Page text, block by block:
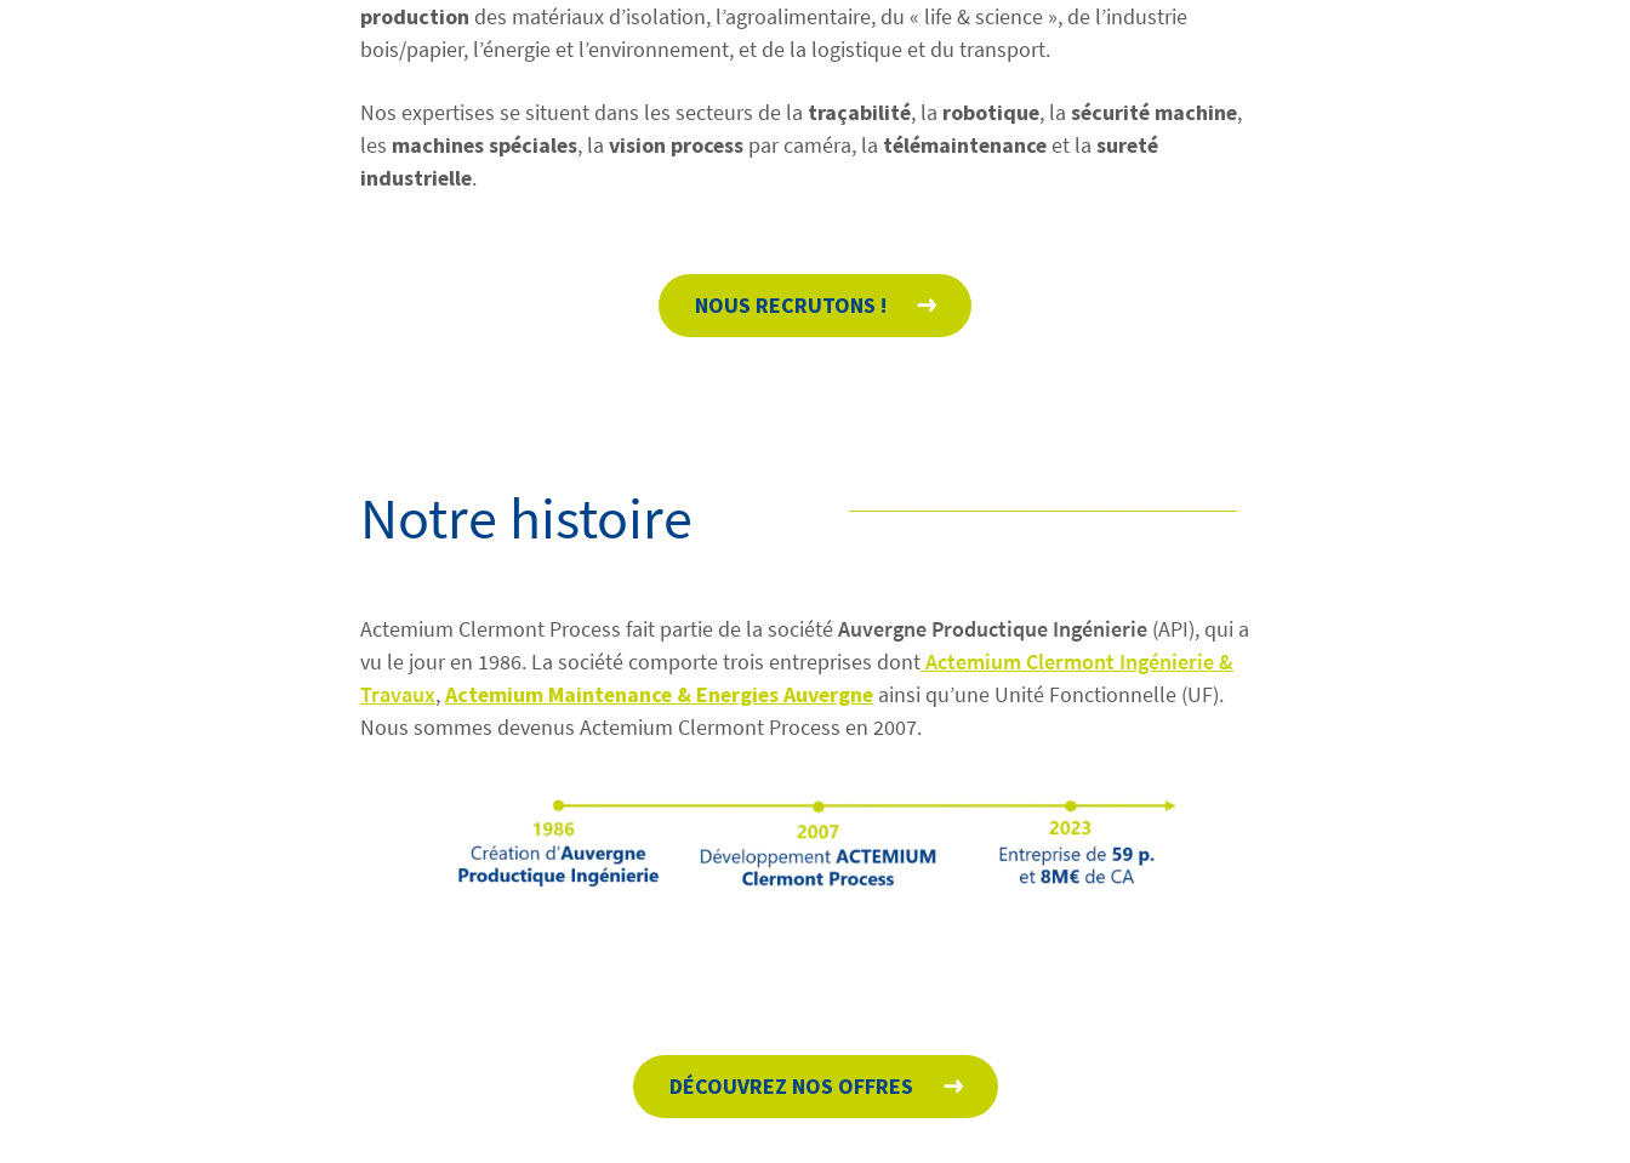
production des matériaux d’isolation, l’agroalimentaire, du « life & science »​, de l’industrie
bois/papier, l’énergie et l’environnement, et de la logistique et du transport.
Nos expertises se situent dans les secteurs de la traçabilité, la robotique, la sécurité machine,
les machines spéciales, la vision process par caméra, la télémaintenanceet la sureté
industrielle.
NOUS RECRUTONS !
Notre histoire
Actemium Clermont Process fait partie de la sociétéAuvergne Productique Ingénierie (API), qui a
vu le jour en 1986. La société comporte trois entreprises dontActemium Clermont Ingénierie &
Travaux,Actemium Maintenance & Energies Auvergne ainsi qu’une Unité Fonctionnelle (UF).
Nous sommes devenus Actemium Clermont Process en 2007.
DÉCOUVREZ NOS OFFRES